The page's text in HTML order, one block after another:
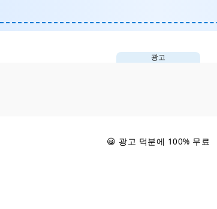
광고
😀 광고 덕분에 100% 무료